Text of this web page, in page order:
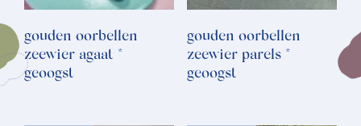
gouden oorbellen
zeewier agaat *
geoogst
gouden oorbellen
zeewier parels *
geoogst